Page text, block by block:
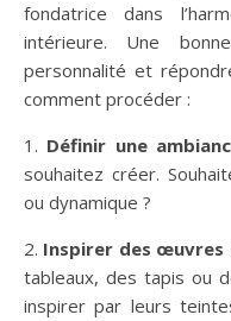
fondatrice dans
intérieure. Une
personnalité et
comment procéder :
1. Définir une
souhaitez créer.
ou dynamique ?
2. Inspirer des œuvres
tableaux, des tapis ou
inspirer par leurs